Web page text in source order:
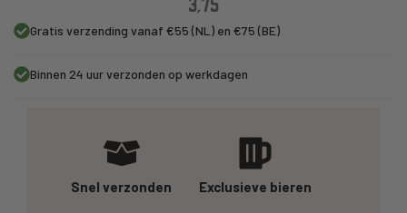
Gratis verzending vanaf €55 (NL) en €75 (BE)
Binnen 24 uur verzonden op werkdagen
Snel verzonden Exclusieve bieren